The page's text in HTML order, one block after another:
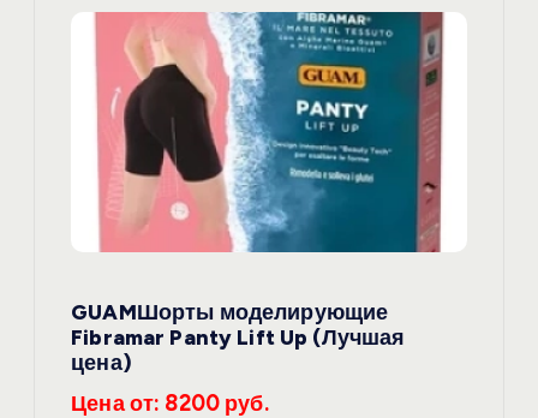
GUAMШорты моделирующие
Fibramar Panty Lift Up (Лучшая
цена)
Цена от: 8200 руб.